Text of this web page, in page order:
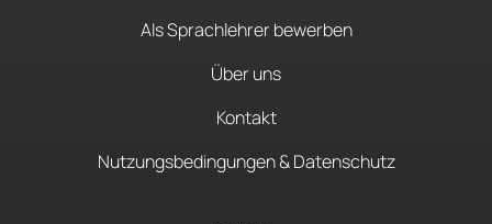
Als Sprachlehrer bewerben
Über uns
Kontakt
Nutzungsbedingungen & Datenschutz